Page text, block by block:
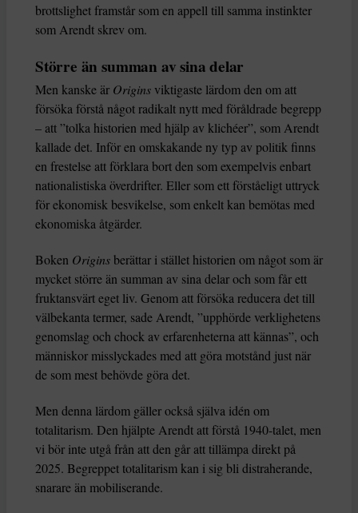
brottslighet framstår som en appell till samma instinkter
som Arendt skrev om.
Större än summan av sina delar
Men kanske är Origins viktigaste lärdom den om att
försöka förstå något radikalt nytt med föråldrade begrepp
– att ”tolka historien med hjälp av klichéer”, som Arendt
kallade det. Inför en omskakande ny typ av politik finns
en frestelse att förklara bort den som exempelvis enbart
nationalistiska överdrifter. Eller som ett förståeligt uttryck
för ekonomisk besvikelse, som enkelt kan bemötas med
ekonomiska åtgärder.
Boken Originsberättar i stället historien om något som är
mycket större än summan av sina delar och som får ett
fruktansvärt eget liv. Genom att försöka reducera det till
välbekanta termer, sade Arendt, ”upphörde verklighetens
genomslag och chock av erfarenheterna att kännas”, och
människor misslyckades med att göra motstånd just när
de som mest behövde göra det.
Men denna lärdom gäller också själva idén om
totalitarism. Den hjälpte Arendt att förstå 1940-talet, men
vi bör inte utgå från att den går att tillämpa direkt på
2025. Begreppet totalitarism kan i sig bli distraherande,
snarare än mobiliserande.